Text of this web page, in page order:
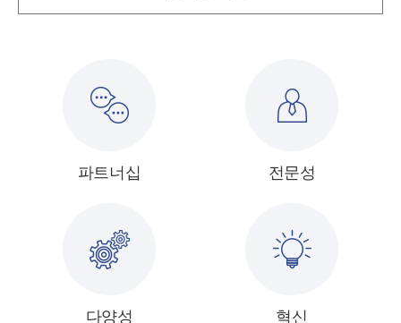
파트너십 전문성
다양성 혁신